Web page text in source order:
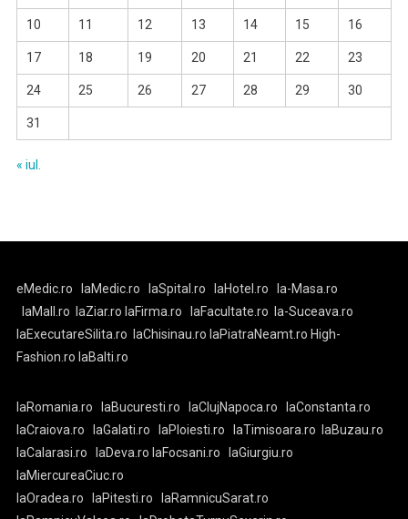
10 11 12 13 14 15 16
17 18 19 20 21 22 23
24 25 26 27 28 29 30
31
« iul.
eMedic.ro laMedic.ro laSpital.ro laHotel.ro
la-Masa.ro
laMall.ro
laZiar.ro laFirma.ro laFacultate.ro
la-Suceava.ro
laExecutareSilita.ro
laChisinau.ro laPiatraNeamt.ro High-
Fashion.ro laBalti.ro
laRomania.ro laBucuresti.ro laClujNapoca.ro
laConstanta.ro
laCraiova.ro
laGalati.ro laPloiesti.ro laTimisoara.ro
laBuzau.ro
laCalarasi.ro
laDeva.ro laFocsani.ro
laGiurgiu.ro
laMiercureaCiuc.ro
laOradea.ro
laPitesti.ro
laRamnicuSarat.ro